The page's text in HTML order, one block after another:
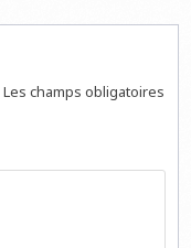
Les champs obligatoires